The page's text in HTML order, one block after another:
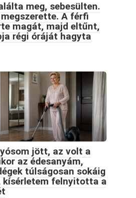
meg, sebesülten.
A férfi
magát, majd eltűnt,
régi óráját hagyta
jött, az volt a
az édesanyám,
túlságosan sokáig
kísérletem felnyitotta a